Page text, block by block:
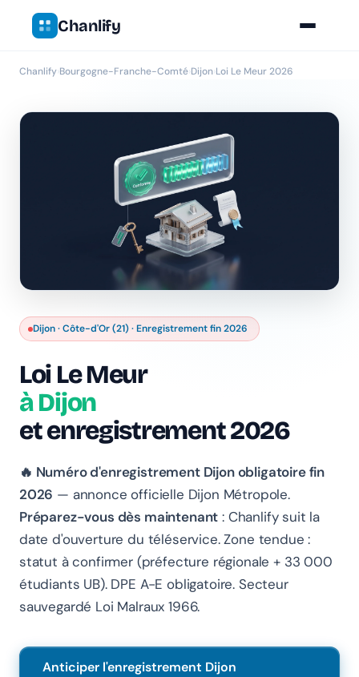
Chanlify
Chanlify›Bourgogne-Franche-Comté›Dijon›Loi Le Meur 2026
Dijon · Côte-d'Or (21) · Enregistrement fin 2026
Loi Le Meur
à Dijon
et enregistrement 2026
🔥 Numéro d'enregistrement Dijon obligatoire fin
2026 — annonce officielle Dijon Métropole.
Préparez-vous dès maintenant : Chanlify suit la
date d'ouverture du téléservice. Zone tendue :
statut à confirmer (préfecture régionale + 33 000
étudiants UB). DPE A-E obligatoire. Secteur
sauvegardé Loi Malraux 1966.
Anticiper l'enregistrement Dijon
Chanlify Assistant
En ligne · Online
Bonjour 👋 Je suis l'assistant Chanlify. Comment puis-
Hello! I'm the Chanlify assistant. How can I help?